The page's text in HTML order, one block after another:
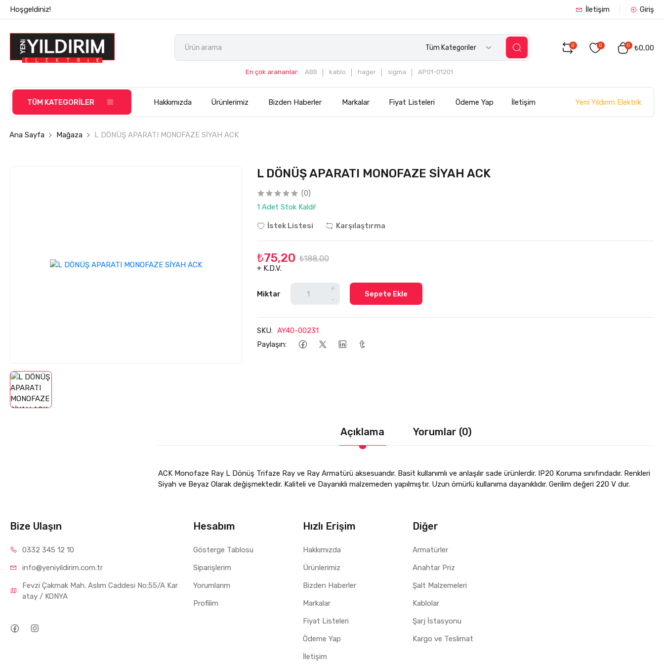
Hoşgeldiniz! İletişim Giriş
Tüm Kategoriler
En çok arananlar: ABB kablo hager sigma AP01-01201
0 0 0 ₺0,00
TÜM KATEGORİLER Hakkımızda Ürünlerimiz Bizden Haberler Markalar Fiyat Listeleri Ödeme Yap İletişim Yeni Yıldırım Elektrik
Ana Sayfa Mağaza L DÖNÜŞ APARATI MONOFAZE SİYAH ACK
L DÖNÜŞ APARATI MONOFAZE SİYAH ACK
(0)
1 Adet Stok Kaldı!
İstek Listesi Karşılaştırma
₺75,20 ₺188,00
+ K.D.V.
Miktar
+
-
Sepete Ekle
SKU: AY40-00231
Paylaşın:
Açıklama Yorumlar (0)
ACK Monofaze Ray L Dönüş Trifaze Ray ve Ray Armatürü aksesuarıdır. Basit kullanımlı ve anlaşılır sade ürünlerdir. IP20 Koruma sınıfındadır. Renkleri
Siyah ve Beyaz Olarak değişmektedir. Kaliteli ve Dayanıklı malzemeden yapılmıştır. Uzun ömürlü kullanıma dayanıklıdır. Gerilim değeri 220 V dur.
Bize Ulaşın
0332 345 12 10
info@yeniyildirim.com.tr
Fevzi Çakmak Mah. Aslım Caddesi No:55/A Kar
atay / KONYA
Hesabım
Gösterge Tablosu
Siparişlerim
Yorumlarım
Profilim
Hızlı Erişim
Hakkımızda
Ürünlerimiz
Bizden Haberler
Markalar
Fiyat Listeleri
Ödeme Yap
İletişim
Diğer
Armatürler
Anahtar Priz
Şalt Malzemeleri
Kablolar
Şarj İstasyonu
Kargo ve Teslimat